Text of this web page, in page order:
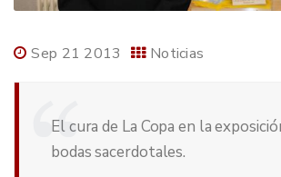
Sep 21 2013 Noticias
El cura de La Copa en la
bodas sacerdotales.